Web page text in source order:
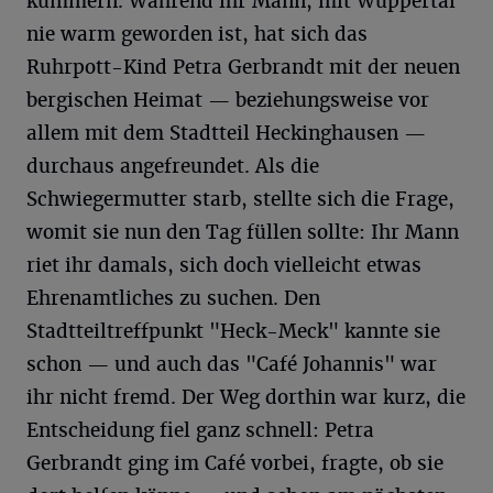
nie warm geworden ist, hat sich das
Ruhrpott-Kind Petra Gerbrandt mit der neuen
bergischen Heimat — beziehungsweise vor
allem mit dem Stadtteil Heckinghausen —
durchaus angefreundet. Als die
Schwiegermutter starb, stellte sich die Frage,
womit sie nun den Tag füllen sollte: Ihr Mann
riet ihr damals, sich doch vielleicht etwas
Ehrenamtliches zu suchen. Den
Stadtteiltreffpunkt "Heck-Meck" kannte sie
schon — und auch das "Café Johannis" war
ihr nicht fremd. Der Weg dorthin war kurz, die
Entscheidung fiel ganz schnell: Petra
Gerbrandt ging im Café vorbei, fragte, ob sie